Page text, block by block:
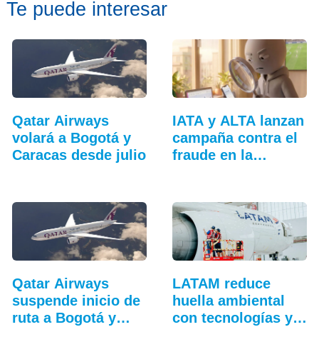
Te puede interesar
Qatar Airways
volará a Bogotá y
Caracas desde julio
IATA y ALTA lanzan
campaña contra el
fraude en la…
Qatar Airways
suspende inicio de
ruta a Bogotá y
LATAM reduce
huella ambiental
con tecnologías y